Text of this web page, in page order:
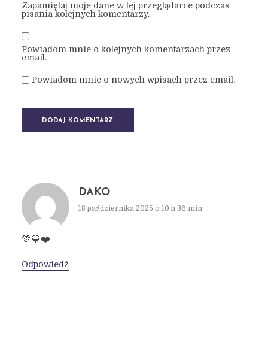
Zapamiętaj moje dane w tej przeglądarce podczas
pisania kolejnych komentarzy.
Powiadom mnie o kolejnych komentarzach przez
email.
Powiadom mnie o nowych wpisach przez email.
DAKO
18 października 2025 o 10 h 36 min
💚💙❤️
Odpowiedź